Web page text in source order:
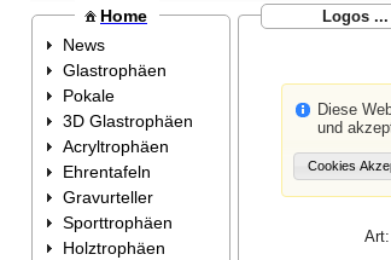
Home
News
Glastrophäen
Pokale
3D Glastrophäen
Acryltrophäen
Ehrentafeln
Gravurteller
Sporttrophäen
Holztrophäen
Logos ...
Diese
und
Art: